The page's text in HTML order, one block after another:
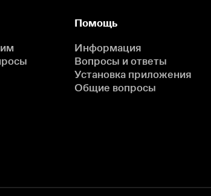
Помощь
Информация
Вопросы и ответы
Установка приложения
Общие вопросы